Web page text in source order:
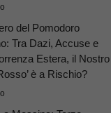
del Pomodoro
Tra Dazi, Accuse e
Estera, il Nostro
è a Rischio?